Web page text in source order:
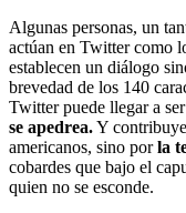
Algunas personas, un
actúan en Twitter como
establecen un diálogo
brevedad de los 140
Twitter puede llegar a ser
se apedrea.Y
americanos, sino porla
cobardes que bajo el
quien no se esconde.